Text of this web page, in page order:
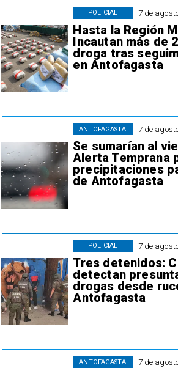
7 de
Hasta la Región
Incautan más de
droga tras
en Antofagasta
POLICIAL
7 de
Se sumarían al
Alerta Temprana
precipitaciones
de Antofagasta
ANTOFAGASTA
7 de
Tres detenidos:
detectan
drogas desde
Antofagasta
POLICIAL
7 de
ANTOFAGASTA